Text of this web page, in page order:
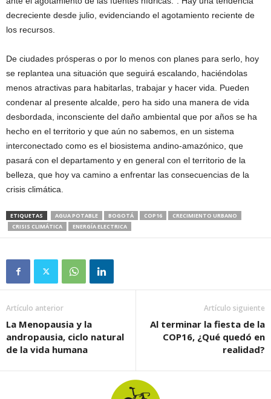
decreciente desde julio, evidenciando el agotamiento reciente de
los recursos.
De ciudades prósperas o por lo menos con planes para serlo, hoy
se replantea una situación que seguirá escalando, haciéndolas
menos atractivas para habitarlas, trabajar y hacer vida. Pueden
condenar al presente alcalde, pero ha sido una manera de vida
desbordada, inconsciente del daño ambiental que por años se ha
hecho en el territorio y que aún no sabemos, en un sistema
interconectado como es el biosistema andino-amazónico, que
pasará con el departamento y en general con el territorio de la
belleza, que hoy va camino a enfrentar las consecuencias de la
crisis climática.
ETIQUETAS AGUA POTABLE BOGOTÁ COP16
CRECIMIENTO URBANO
CRISIS CLIMÁTICA
ENERGÍA ELECTRICA
Artículo anterior
La Menopausia y la
andropausia, ciclo natural
de la vida humana
Artículo siguiente
Al terminar la fiesta de la
COP16, ¿Qué quedó en
realidad?